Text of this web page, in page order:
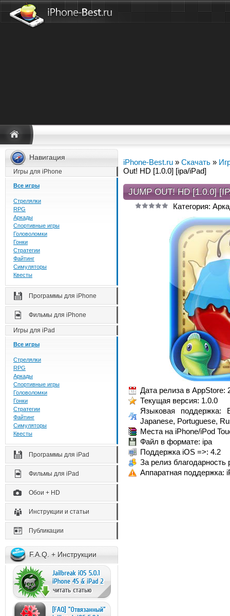
Навигация
Игры для iPhone
Все игры
Стрелялки
RPG
Аркады
Спортивные игры
Головоломки
Гонки
Стратегии
Файтинг
Симуляторы
Квесты
Программы для iPhone
Фильмы для iPhone
Игры для iPad
Все игры
Стрелялки
RPG
Аркады
Спортивные игры
Головоломки
Гонки
Стратегии
Файтинг
Симуляторы
Квесты
Программы для iPad
Фильмы для iPad
Обои + HD
Инструкции и статьи
Публикации
F.A.Q. + Инструкции
iPhone-Best.ru » Скачать »
Out! HD [1.0.0] [ipa/iPad]
JUMP OUT! HD [1.0.0]
Категория:
Дата релиза в AppStore:
Текущая версия: 1.0.0
Языковая поддержка:
Japanese, Portuguese,
Места на iPhone/iPod
Файл в формате: ipa
Поддержка iOS =>: 4.2
За релиз
Аппаратная поддержка: